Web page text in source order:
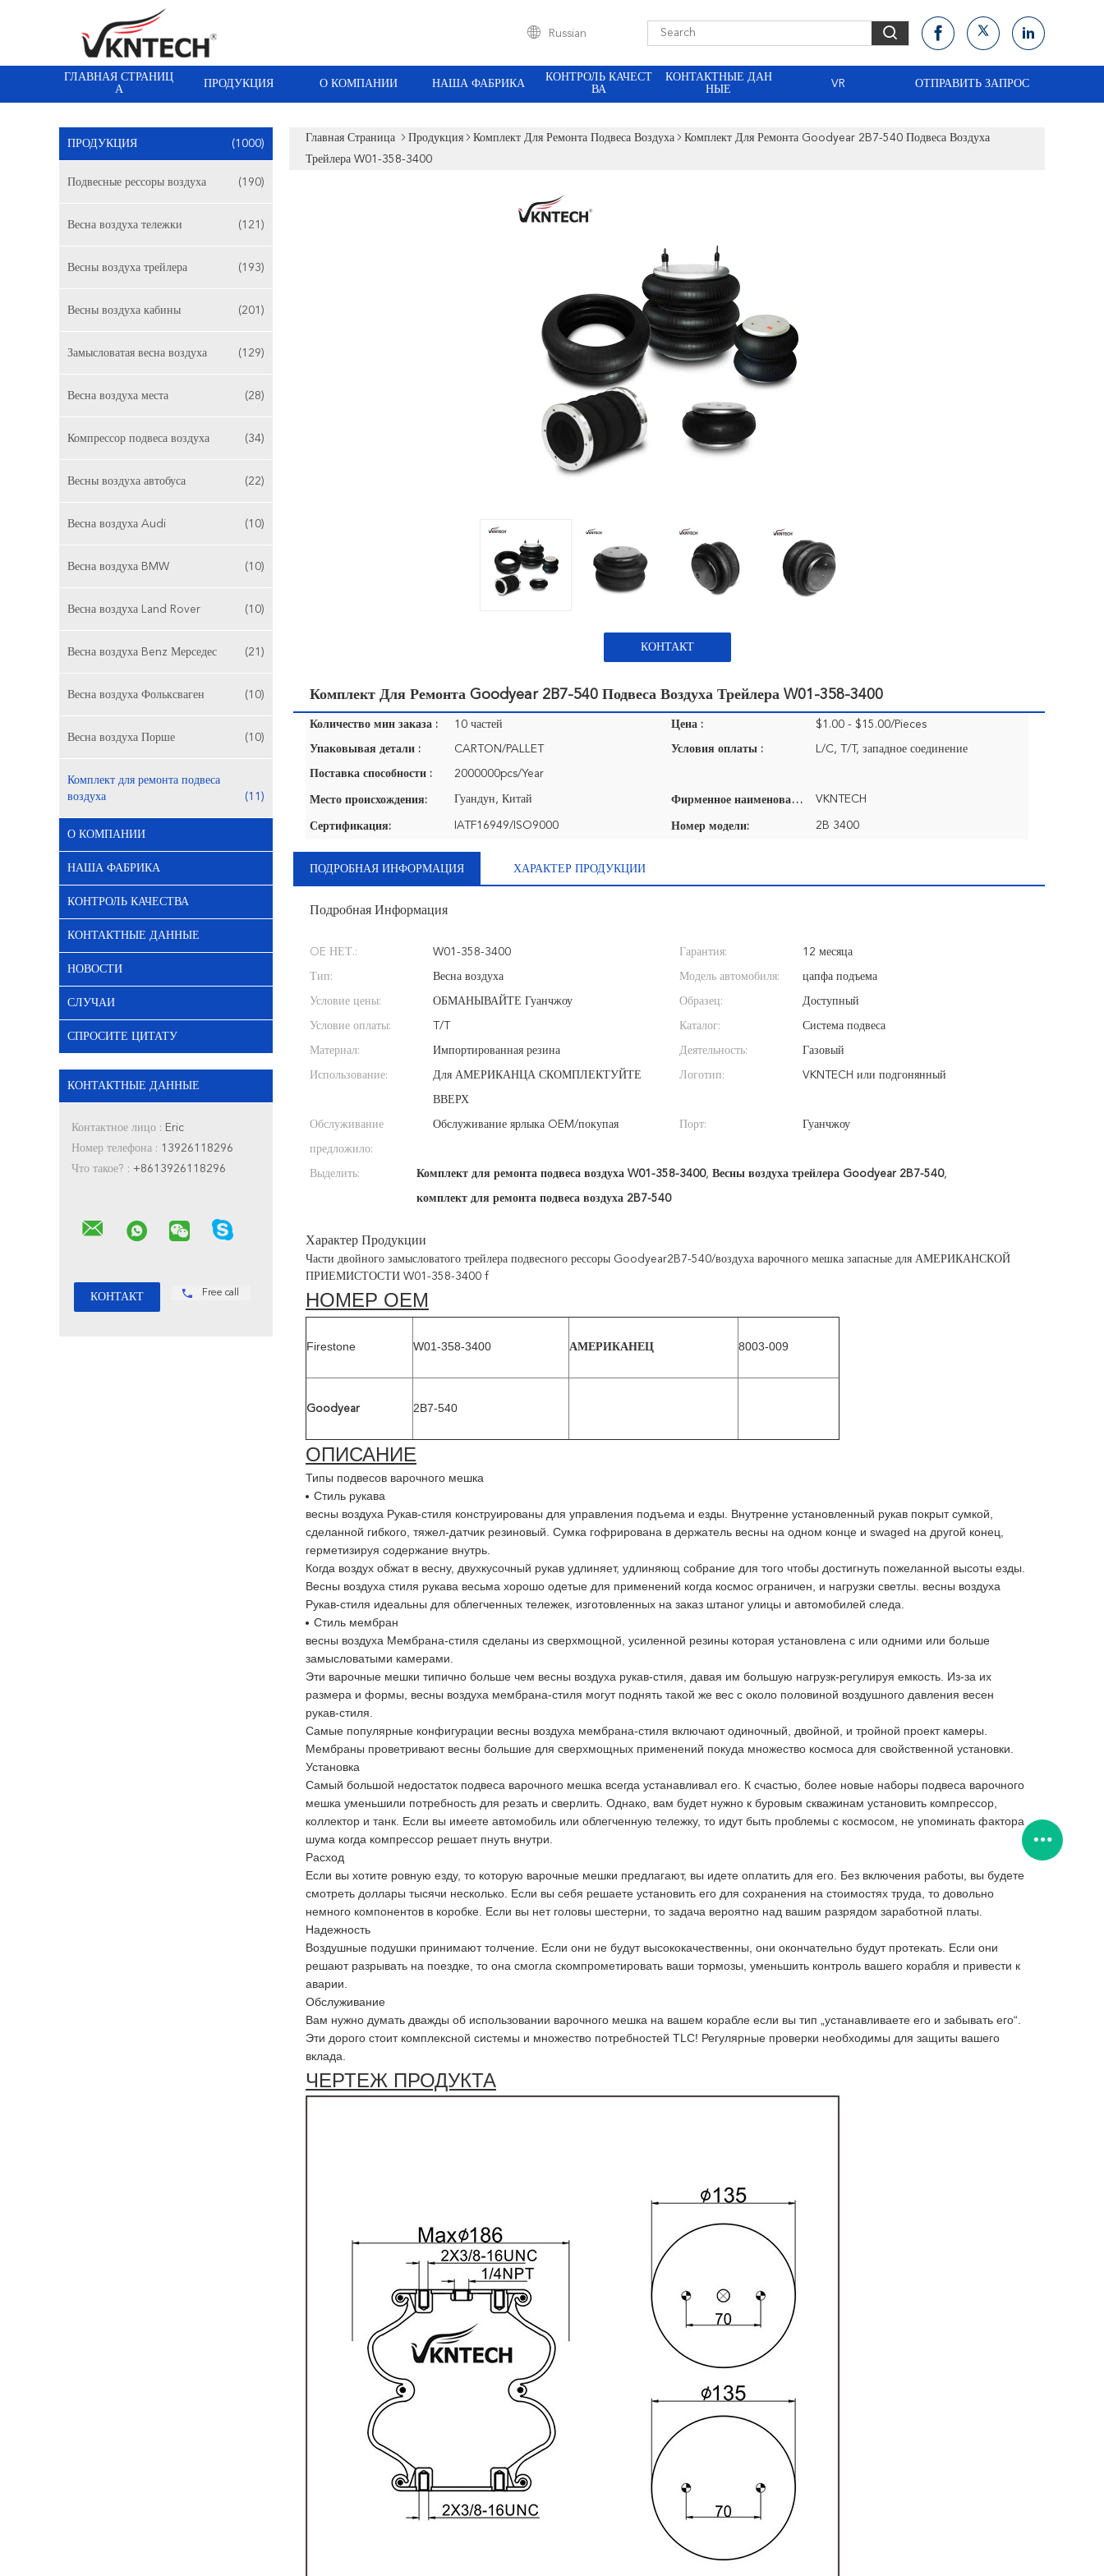
Russian
ГЛАВНАЯ СТРАНИЦ
А
ПРОДУКЦИЯ О КОМПАНИИ НАША ФАБРИКА
КОНТРОЛЬ КАЧЕСТ
ВА
КОНТАКТНЫЕ ДАН
НЫЕ
VR ОТПРАВИТЬ ЗАПРОС
ПРОДУКЦИЯ (1000)
Подвесные рессоры воздуха (190)
Весна воздуха тележки (121)
Весны воздуха трейлера (193)
Весны воздуха кабины (201)
Замысловатая весна воздуха (129)
Весна воздуха места (28)
Компрессор подвеса воздуха (34)
Весны воздуха автобуса (22)
Весна воздуха Audi (10)
Весна воздуха BMW (10)
Весна воздуха Land Rover (10)
Весна воздуха Benz Мерседес (21)
Весна воздуха Фольксваген (10)
Весна воздуха Порше (10)
Комплект для ремонта подвеса
воздуха
(11)
О КОМПАНИИ
НАША ФАБРИКА
КОНТРОЛЬ КАЧЕСТВА
КОНТАКТНЫЕ ДАННЫЕ
НОВОСТИ
СЛУЧАИ
СПРОСИТЕ ЦИТАТУ
КОНТАКТНЫЕ ДАННЫЕ
Контактное лицо : Eric
Номер телефона : 13926118296
Что такое? : +8613926118296
Free call
Главная Страница Продукция Комплект Для Ремонта Подвеса Воздуха
Комплект Для Ремонта Goodyear 2B7-540 Подвеса Воздуха
Трейлера W01-358-3400
КОНТАКТ
Комплект Для Ремонта Goodyear 2B7-540 Подвеса Воздуха Трейлера W01-358-3400
Количество мин заказа : 10 частей Цена : $1.00 - $15.00/Pieces
Упаковывая детали : CARTON/PALLET Условия оплаты : L/C, T/T, западное соединение
Поставка способности : 2000000pcs/Year
Место происхождения: Гуандун, Китай Фирменное наименование: VKNTECH
Сертификация: IATF16949/ISO9000 Номер модели: 2B 3400
ПОДРОБНАЯ ИНФОРМАЦИЯ ХАРАКТЕР ПРОДУКЦИИ
Подробная Информация
OE НЕТ.: W01-358-3400 Гарантия: 12 месяца
Тип: Весна воздуха Модель автомобиля: цапфа подъема
Условие цены: ОБМАНЫВАЙТЕ Гуанчжоу Образец: Доступный
Условие оплаты: T/T Каталог: Система подвеса
Материал: Импортированная резина Деятельность: Газовый
Использование: Для АМЕРИКАНЦА СКОМПЛЕКТУЙТЕ
ВВЕРХ
Логотип: VKNTECH или подгонянный
Обслуживание
предложило:
Обслуживание ярлыка OEM/покупая Порт: Гуанчжоу
Выделить: Комплект для ремонта подвеса воздуха W01-358-3400, Весны воздуха трейлера Goodyear 2B7-540,
комплект для ремонта подвеса воздуха 2B7-540
Характер Продукции
Части двойного замысловатого трейлера подвесного рессоры Goodyear2B7-540/воздуха варочного мешка запасные для АМЕРИКАНСКОЙ
ПРИЕМИСТОСТИ W01-358-3400 f
НОМЕР OEM
Firestone W01-358-3400 АМЕРИКАНЕЦ 8003-009
Goodyear 2B7-540
ОПИСАНИЕ
Типы подвесов варочного мешка
Стиль рукава
весны воздуха Рукав-стиля конструированы для управления подъема и езды. Внутренне установленный рукав покрыт сумкой,
сделанной гибкого, тяжел-датчик резиновый. Сумка гофрирована в держатель весны на одном конце и swaged на другой конец,
герметизируя содержание внутрь.
Когда воздух обжат в весну, двухкусочный рукав удлиняет, удлиняющ собрание для того чтобы достигнуть пожеланной высоты езды.
Весны воздуха стиля рукава весьма хорошо одетые для применений когда космос ограничен, и нагрузки светлы. весны воздуха
Рукав-стиля идеальны для облегченных тележек, изготовленных на заказ штаног улицы и автомобилей следа.
Стиль мембран
весны воздуха Мембрана-стиля сделаны из сверхмощной, усиленной резины которая установлена с или одними или больше
замысловатыми камерами.
Эти варочные мешки типично больше чем весны воздуха рукав-стиля, давая им большую нагрузк-регулируя емкость. Из-за их
размера и формы, весны воздуха мембрана-стиля могут поднять такой же вес с около половиной воздушного давления весен
рукав-стиля.
Самые популярные конфигурации весны воздуха мембрана-стиля включают одиночный, двойной, и тройной проект камеры.
Мембраны проветривают весны большие для сверхмощных применений покуда множество космоса для свойственной установки.
Установка
Самый большой недостаток подвеса варочного мешка всегда устанавливал его. К счастью, более новые наборы подвеса варочного
мешка уменьшили потребность для резать и сверлить. Однако, вам будет нужно к буровым скважинам установить компрессор,
коллектор и танк. Если вы имеете автомобиль или облегченную тележку, то идут быть проблемы с космосом, не упоминать фактора
шума когда компрессор решает пнуть внутри.
Расход
Если вы хотите ровную езду, то которую варочные мешки предлагают, вы идете оплатить для его. Без включения работы, вы будете
смотреть доллары тысячи несколько. Если вы себя решаете установить его для сохранения на стоимостях труда, то довольно
немного компонентов в коробке. Если вы нет головы шестерни, то задача вероятно над вашим разрядом заработной платы.
Надежность
Воздушные подушки принимают толчение. Если они не будут высококачественны, они окончательно будут протекать. Если они
решают разрывать на поездке, то она смогла скомпрометировать ваши тормозы, уменьшить контроль вашего корабля и привести к
аварии.
Обслуживание
Вам нужно думать дважды об использовании варочного мешка на вашем корабле если вы тип „устанавливаете его и забывать его“.
Эти дорого стоит комплексной системы и множество потребностей TLC! Регулярные проверки необходимы для защиты вашего
вклада.
ЧЕРТЕЖ ПРОДУКТА